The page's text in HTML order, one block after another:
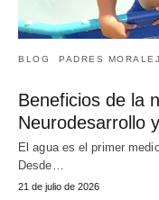
BLOG PADRES
Beneficios de la
Neurodesarrollo
El agua es el primer
Desde…
21 de julio de 2026